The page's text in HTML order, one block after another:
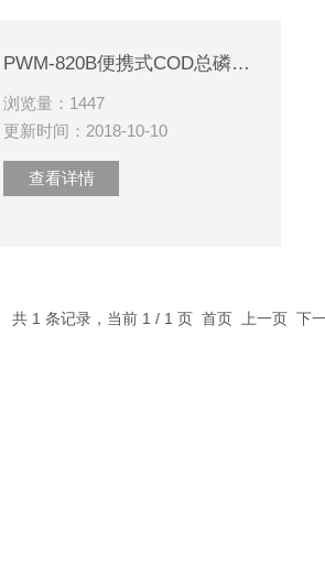
PWM-820B便携式COD总磷测定仪
浏览量：1447
更新时间：2018-10-10
查看详情
共 1 条记录，当前 1 / 1 页 首页 上一页 下